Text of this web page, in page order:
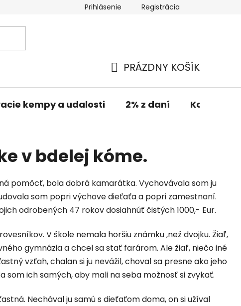
Prihlásenie Registrácia
KOŠÍK
PRÁZDNY KOŠÍK
kempy a udalosti 2% z daní Kontakt
v bdelej kóme.
pomôcť, bola dobrá kamarátka. Vychovávala som ju
som popri výchove dieťaťa a popri zamestnaní.
odrobených 47 rokov dosiahnúť čistých 1000,- Eur.
V škole nemala horšiu známku ,než dvojku. Žiaľ,
gymnázia a chcel sa stať farárom. Ale žiaľ, niečo iné
vzťah, chalan si ju nevážil, choval sa presne ako jeho
ich samých, aby mali na seba možnosť si zvykať.
Nechával ju samú s dieťaťom doma, on si užíval